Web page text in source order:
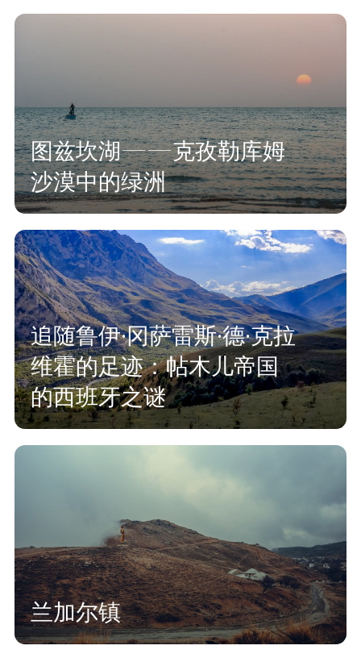
图兹坎湖——克孜勒库姆
沙漠中的绿洲
追随鲁伊·冈萨雷斯·德·克拉
维霍的足迹：帖木儿帝国
的西班牙之谜
兰加尔镇